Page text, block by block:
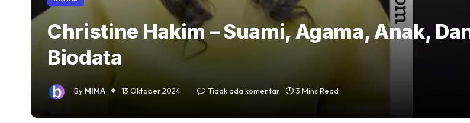
Christine Hakim – Suami, Agama, Anak,
Biodata
By MIMA 13 Oktober 2024 Tidak ada komentar 3 Mins Read